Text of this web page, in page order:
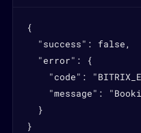
{
  "success": false,
  "error": {
"code":
"message":
  }
}